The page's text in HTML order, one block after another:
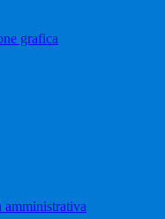
grafica
amministrativa